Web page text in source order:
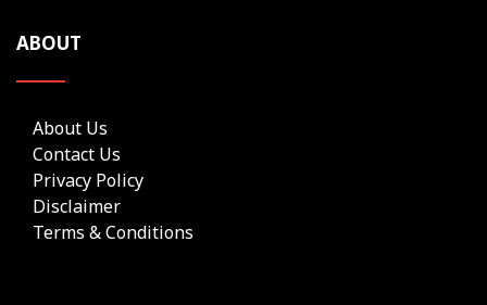
ABOUT
About Us
Contact Us
Privacy Policy
Disclaimer
Terms & Conditions